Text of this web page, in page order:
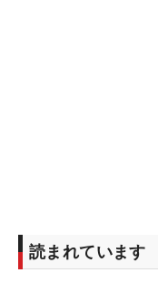
読まれています